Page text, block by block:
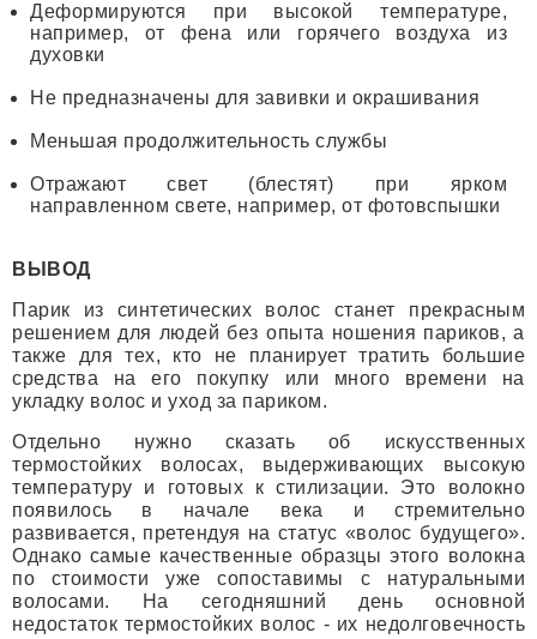
Деформируются при высокой температуре,
например, от фена или горячего воздуха из
духовки
Не предназначены для завивки и окрашивания
Меньшая продолжительность службы
Отражают свет (блестят) при ярком
направленном свете, например, от фотовспышки
ВЫВОД
Парик из синтетических волос станет прекрасным
решением для людей без опыта ношения париков, а
также для тех, кто не планирует тратить большие
средства на его покупку или много времени на
укладку волос и уход за париком.
Отдельно нужно сказать об искусственных
термостойких волосах, выдерживающих высокую
температуру и готовых к стилизации. Это волокно
появилось в начале века и стремительно
развивается, претендуя на статус «волос будущего».
Однако самые качественные образцы этого волокна
по стоимости уже сопоставимы с натуральными
волосами. На сегодняшний день основной
недостаток термостойких волос - их недолговечность